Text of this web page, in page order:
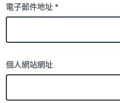
電子郵件地址*
個人網站網址